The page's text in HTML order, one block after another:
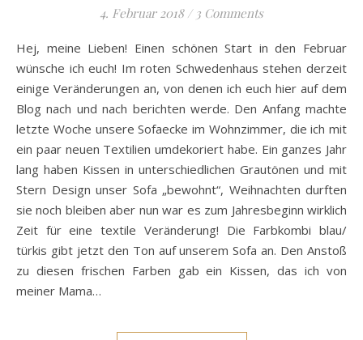
4. Februar 2018 / 3 Comments
Hej, meine Lieben! Einen schönen Start in den Februar
wünsche ich euch! Im roten Schwedenhaus stehen derzeit
einige Veränderungen an, von denen ich euch hier auf dem
Blog nach und nach berichten werde. Den Anfang machte
letzte Woche unsere Sofaecke im Wohnzimmer, die ich mit
ein paar neuen Textilien umdekoriert habe. Ein ganzes Jahr
lang haben Kissen in unterschiedlichen Grautönen und mit
Stern Design unser Sofa „bewohnt“, Weihnachten durften
sie noch bleiben aber nun war es zum Jahresbeginn wirklich
Zeit für eine textile Veränderung! Die Farbkombi blau/
türkis gibt jetzt den Ton auf unserem Sofa an. Den Anstoß
zu diesen frischen Farben gab ein Kissen, das ich von
meiner Mama…